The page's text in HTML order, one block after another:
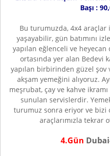
Başı :
Bu turumuzda, 4x4
yaşayabilir, gün batımını
yapılan eğlenceli ve
ortasında yer alan Bedevi
yapılan birbirinden güzel şov
akşam yemeğini alıyoruz.
meşrubat, çay ve kahve
sunulan servislerdir.
turumuz sonra eriyor ve bizi
araçlarımızla tekrar
4.Gün